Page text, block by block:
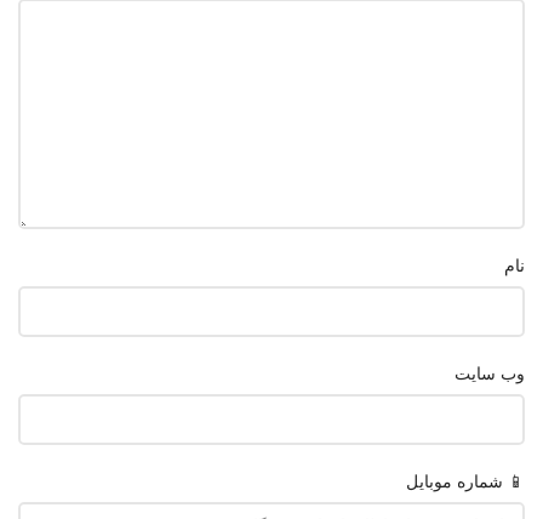
نام
وب‌ سایت
📱 شماره موبایل